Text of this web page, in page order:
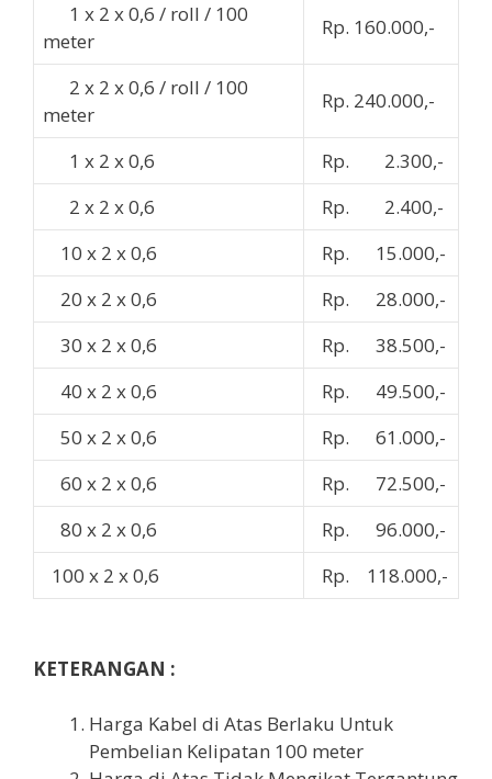
1 x 2 x 0,6 / roll / 100
meter
Rp. 160.000,-
2 x 2 x 0,6 / roll / 100
meter
Rp. 240.000,-
1 x 2 x 0,6
Rp. 2.300,-
2 x 2 x 0,6
Rp. 2.400,-
10 x 2 x 0,6
Rp. 15.000,-
20 x 2 x 0,6
Rp. 28.000,-
30 x 2 x 0,6
Rp. 38.500,-
40 x 2 x 0,6
Rp. 49.500,-
50 x 2 x 0,6
Rp. 61.000,-
60 x 2 x 0,6
Rp. 72.500,-
80 x 2 x 0,6
Rp. 96.000,-
100 x 2 x 0,6
Rp. 118.000,-
KETERANGAN :
Harga Kabel di Atas Berlaku Untuk
Pembelian Kelipatan 100 meter